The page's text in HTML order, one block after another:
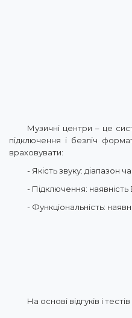
Музичні центри – це
підключення і безліч
враховувати:
- Якість звуку: діапазон
- Підключення: наявність
- Функціональність:
На основі відгуків і